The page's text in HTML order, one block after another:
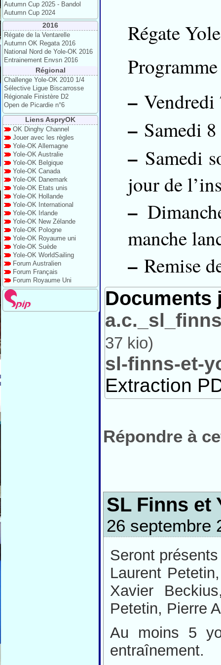
Autumn Cup 2025 - Bandol
Autumn Cup 2024
2016
Régate de la Ventarelle
Autumn OK Regata 2016
National Nord de Yole-OK 2016
Entrainement Envsn 2016
Régional
Challenge Yole-OK 2010 1/4
Sélective Ligue Biscarrosse
Régionale Finistère D2
Open de Picardie n°6
Liens AspryOK
OK Dinghy Channel
Jouer avec les règles
Yole-OK Allemagne
Yole-OK Australie
Yole-OK Belgique
Yole-OK Canada
Yole-OK Danemark
Yole-OK Etats unis
Yole-OK Hollande
Yole-OK International
Yole-OK Irlande
Yole-OK New Zélande
Yole-OK Pologne
Yole-OK Royaume uni
Yole-OK Suède
Yole-OK WorldSailing
Forum Australien
Forum Français
Forum Royaume Uni
Régate
–Vendredi
–Samedi 8
–Samedi
jour de
–
manche
–Remise
Documents
37 kio)
sl-finns-et-
Extraction
Répondre à
SL Finns et
26 septembre
Seront
Laurent
Xavier
Petetin, Pierre
Au moins 5
entraînement.